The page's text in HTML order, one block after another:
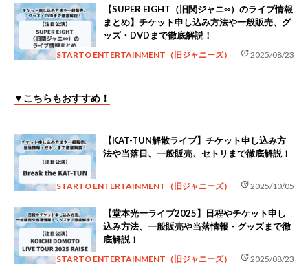
【SUPER EIGHT（旧関ジャニ∞）のライブ情報
まとめ】チケット申し込み方法や一般販売、グ
ッズ・DVDまで徹底解説！
STARTO ENTERTAINMENT（旧ジャニーズ） update2025/08/23
▼こちらもおすすめ！
【KAT-TUN解散ライブ】チケット申し込み方
法や当落日、一般販売、セトリまで徹底解説！
STARTO ENTERTAINMENT（旧ジャニーズ） update2025/10/05
【堂本光一ライブ2025】日程やチケット申し
込み方法、一般販売や当落情報・グッズまで徹
底解説！
STARTO ENTERTAINMENT（旧ジャニーズ） update2025/08/23